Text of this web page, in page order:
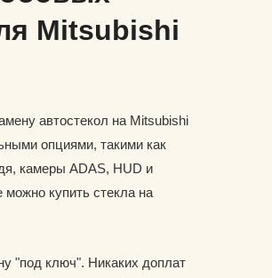
Mitsubishi
автостекол на Mitsubishi
опциями, такими как
камеры ADAS, HUD и
можно купить стекла на
"под ключ". Никаких доплат